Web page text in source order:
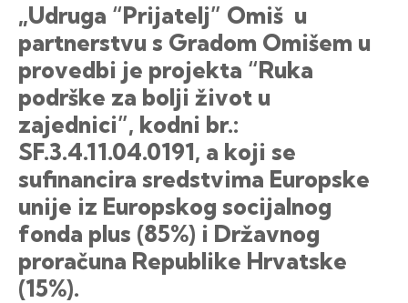
„Udruga “Prijatelj” Omiš u
partnerstvu s Gradom Omišem u
provedbi je projekta “Ruka
podrške za bolji život u
zajednici”, kodni br.:
SF.3.4.11.04.0191, a koji se
sufinancira sredstvima Europske
unije iz Europskog socijalnog
fonda plus (85%) i Državnog
proračuna Republike Hrvatske
(15%).